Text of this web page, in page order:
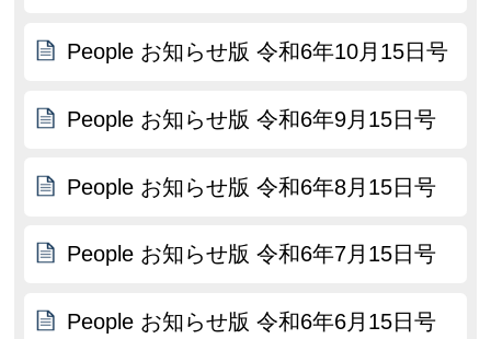
People お知らせ版 令和6年10月15日号
People お知らせ版 令和6年9月15日号
People お知らせ版 令和6年8月15日号
People お知らせ版 令和6年7月15日号
People お知らせ版 令和6年6月15日号